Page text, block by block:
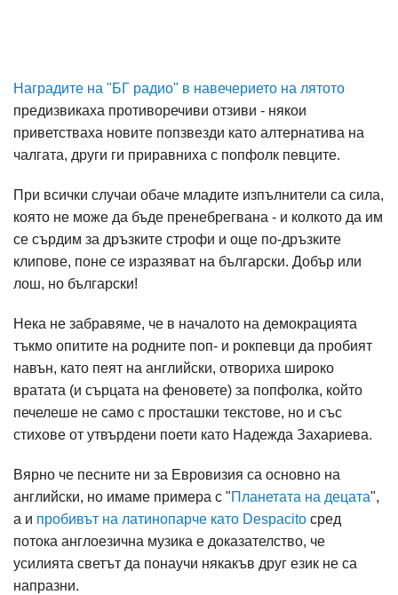
Наградите на "БГ радио" в навечерието на лятото
предизвикаха противоречиви отзиви - някои
приветстваха новите попзвезди като алтернатива на
чалгата, други ги приравниха с попфолк певците.
При всички случаи обаче младите изпълнители са сила,
която не може да бъде пренебрегвана - и колкото да им
се сърдим за дръзките строфи и още по-дръзките
клипове, поне се изразяват на български. Добър или
лош, но български!
Нека не забравяме, че в началото на демокрацията
тъкмо опитите на родните поп- и рокпевци да пробият
навън, като пеят на английски, отвориха широко
вратата (и сърцата на феновете) за попфолка, който
печелеше не само с просташки текстове, но и със
стихове от утвърдени поети като Надежда Захариева.
Вярно че песните ни за Евровизия са основно на
английски, но имаме примера с "Планетата на децата",
а и пробивът на латинопарче като Despacito сред
потока англоезична музика е доказателство, че
усилията светът да понаучи някакъв друг език не са
напразни.